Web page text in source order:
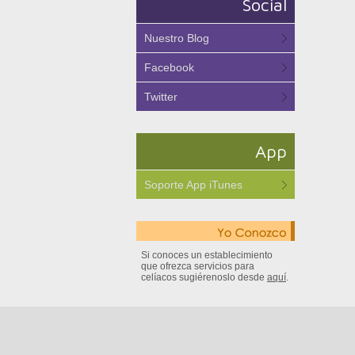
Social
Nuestro Blog
Facebook
Twitter
App
Soporte App iTunes
Si conoces un establecimiento
que ofrezca servicios para
celíacos sugiérenoslo desde aquí.